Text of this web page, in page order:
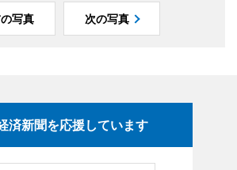
写真 次の写真
済新聞を応援しています